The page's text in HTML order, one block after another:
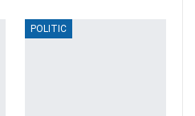
POLITIC